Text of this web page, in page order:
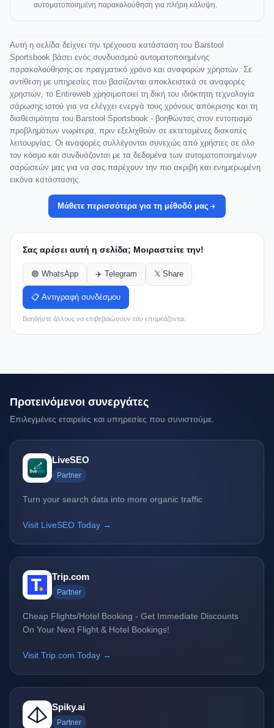
αυτοματοποιημένη παρακολούθηση για πλήρη κάλυψη.
Αυτή η σελίδα δείχνει την τρέχουσα κατάσταση του Barstool
Sportsbook βάσει ενός συνδυασμού αυτοματοποιημένης
παρακολούθησης σε πραγματικό χρόνο και αναφορών χρηστών. Σε
αντίθεση με υπηρεσίες που βασίζονται αποκλειστικά σε αναφορές
χρηστών, το Entireweb χρησιμοποιεί τη δική του ιδιόκτητη τεχνολογία
σάρωσης ιστού για να ελέγχει ενεργά τους χρόνους απόκρισης και τη
διαθεσιμότητα του Barstool Sportsbook - βοηθώντας στον εντοπισμό
προβλημάτων νωρίτερα, πριν εξελιχθούν σε εκτεταμένες διακοπές
λειτουργίας. Οι αναφορές συλλέγονται συνεχώς από χρήστες σε όλο
τον κόσμο και συνδυάζονται με τα δεδομένα των αυτοματοποιημένων
σαρώσεών μας για να σας παρέχουν την πιο ακριβή και ενημερωμένη
εικόνα κατάστασης.
Μάθετε περισσότερα για τη μέθοδό μας
Σας αρέσει αυτή η σελίδα; Μοιραστείτε την!
🟢 WhatsApp ✈️ Telegram 𝕏 Share
📋 Αντιγραφή συνδέσμου
Βοηθήστε άλλους να επιβεβαιώσουν εάν επηρεάζονται.
Προτεινόμενοι συνεργάτες
Επιλεγμένες εταιρείες και υπηρεσίες που συνιστούμε.
LiveSEO
Partner
Turn your search data into more organic traffic
Visit LiveSEO Today →
Trip.com
Partner
Cheap Flights/Hotel Booking - Get Immediate Discounts
On Your Next Flight & Hotel Bookings!
Visit Trip.com Today →
Spiky.ai
Partner